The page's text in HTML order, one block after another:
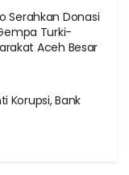
Serahkan Donasi
Turki-
Aceh Besar
Korupsi, Bank